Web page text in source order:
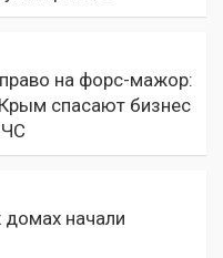
на форс-мажор:
спасают бизнес
ЧС
домах начали